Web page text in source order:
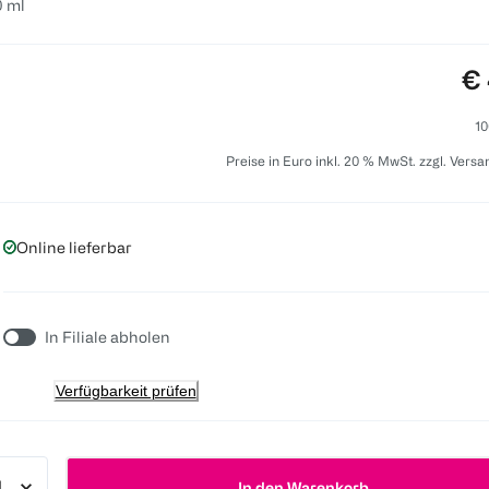
ml
€
Preise in Euro inkl. 20 % MwSt. zzgl.
Online lieferbar
In Filiale abholen
Verfügbarkeit prüfen